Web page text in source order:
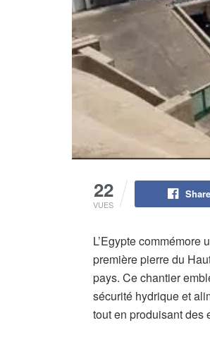
22
VUES
L’Egypte
première pierre du
pays. Ce chantier
sécurité hydrique et
tout en produisant des